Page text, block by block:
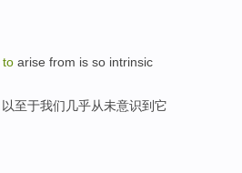
to arise from is so intrinsic
以至于我们几乎从未意识到它